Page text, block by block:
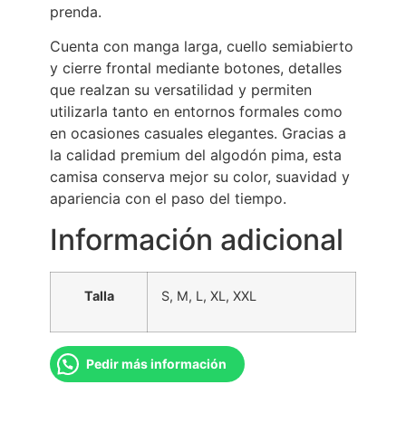
prenda.
Cuenta con manga larga, cuello semiabierto
y cierre frontal mediante botones, detalles
que realzan su versatilidad y permiten
utilizarla tanto en entornos formales como
en ocasiones casuales elegantes. Gracias a
la calidad premium del algodón pima, esta
camisa conserva mejor su color, suavidad y
apariencia con el paso del tiempo.
Información adicional
Talla S, M, L, XL, XXL
Pedir más información